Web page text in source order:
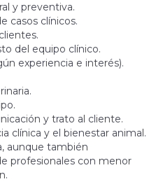
y preventiva.
casos clínicos.
del equipo clínico.
experiencia e interés).
y trato al cliente.
clínica y el bienestar animal.
aunque también
profesionales con menor